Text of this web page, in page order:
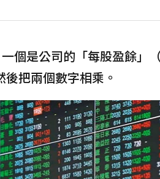
一個是公司的「每股盈餘」
把兩個數字相乘。